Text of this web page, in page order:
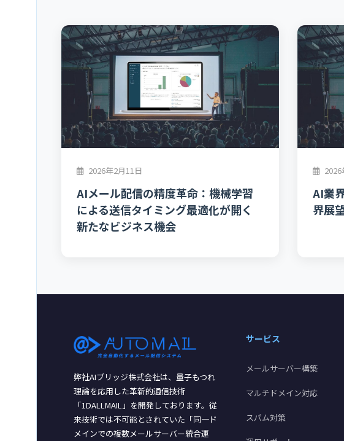
2026年2月11日
AIメール配信の精度革命：機械学習
による送信タイミング最適化が開く
新たなビジネス機会
AI業
界展
弊社AIブリッジ株式会社は、量子もつれ
理論を応用した革新的通信技術
「1DALLMAIL」を開発しております。従
来技術では不可能とされていた「同一ド
メインでの複数メールサーバー統合運
サービス
メールサーバー構築
マルチドメイン対応
スパム対策